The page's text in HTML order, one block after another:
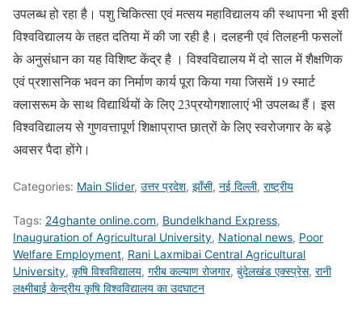
उपलब्ध हो रहा है। पशु चिकित्सा एवं मत्सय महाविद्यालय की स्थापना भी इसी
विश्वविद्यालय के तहत दतिया में की जा रही है। दलहनी एवं तिलहनी फसलों
के अनुसंधान का यह विशिष्ट केंद्र है । विश्वविद्यालय में दो साल में शैक्षणिक
एवं प्रशासनिक भवन का निर्माण कार्य पूरा किया गया जिसमें 19 स्मार्ट
क्लासरूम के साथ विद्यार्थियों के लिए 23प्रयोगशालाएं भी उपलब्ध हैं। इस
विश्वविद्यालय से गुणवत्तापूर्ण शिक्षाप्राप्त छात्रों के लिए स्वरोजगार के बड़े
अवसर पैदा होंगे।
Categories: Main Slider, उत्तर प्रदेश, झाँसी, नई दिल्ली, राष्ट्रीय
Tags: 24ghante online.com, Bundelkhand Express,
Inauguration of Agricultural University, National news, Poor
Welfare Employment, Rani Laxmibai Central Agricultural
University, कृषि विश्वविद्यालय, गरीब कल्याण रोजगार, बुंदेलखंड एक्स्प्रेस, रानी
लक्ष्मीबाई केन्द्रीय कृषि विश्वविद्यालय का उदघाटन